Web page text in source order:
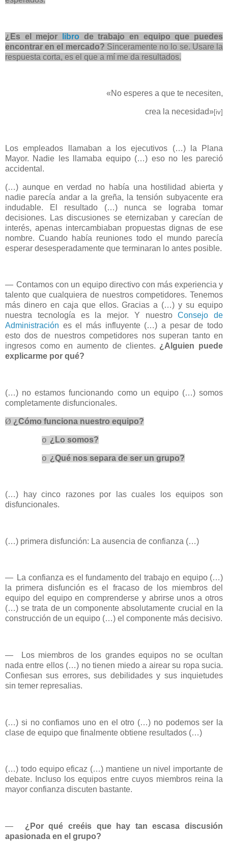
¿Es el mejor libro de trabajo en equipo que puedes
encontrar en el mercado? Sinceramente no lo se. Usare la
respuesta corta, es el que a mí me da resultados.
«No esperes a que te necesiten,
crea la necesidad»[iv]
Los empleados llamaban a los ejecutivos (…) la Plana
Mayor. Nadie les llamaba equipo (…) eso no les pareció
accidental.
(…) aunque en verdad no había una hostilidad abierta y
nadie parecía andar a la greña, la tensión subyacente era
indudable. El resultado (…) nunca se lograba tomar
decisiones. Las discusiones se eternizaban y carecían de
interés, apenas intercambiaban propuestas dignas de ese
nombre. Cuando había reuniones todo el mundo parecía
esperar desesperadamente que terminaran lo antes posible.
— Contamos con un equipo directivo con más experiencia y
talento que cualquiera de nuestros competidores. Tenemos
más dinero en caja que ellos. Gracias a (…) y su equipo
nuestra tecnología es la mejor. Y nuestroConsejo de
Administración es el más influyente (…) a pesar de todo
esto dos de nuestros competidores nos superan tanto en
ingresos como en aumento de clientes. ¿Alguien puede
explicarme por qué?
(…) no estamos funcionando como un equipo (…) somos
completamente disfuncionales.
Ø ¿Cómo funciona nuestro equipo?
o ¿Lo somos?
o ¿Qué nos separa de ser un grupo?
(…) hay cinco razones por las cuales los equipos son
disfuncionales.
(…) primera disfunción: La ausencia de confianza (…)
— La confianza es el fundamento del trabajo en equipo (…)
la primera disfunción es el fracaso de los miembros del
equipo del equipo en comprenderse y abrirse unos a otros
(…) se trata de un componente absolutamente crucial en la
construcción de un equipo (…) el componente más decisivo.
—
Los miembros de los grandes equipos no se ocultan
nada entre ellos (…) no tienen miedo a airear su ropa sucia.
Confiesan sus errores, sus debilidades y sus inquietudes
sin temer represalias.
(…) si no confiamos uno en el otro (…) no podemos ser la
clase de equipo que finalmente obtiene resultados (…)
(…) todo equipo eficaz (…) mantiene un nivel importante de
debate. Incluso los equipos entre cuyos miembros reina la
mayor confianza discuten bastante.
—
¿Por qué creéis que hay tan escasa discusión
apasionada en el grupo?